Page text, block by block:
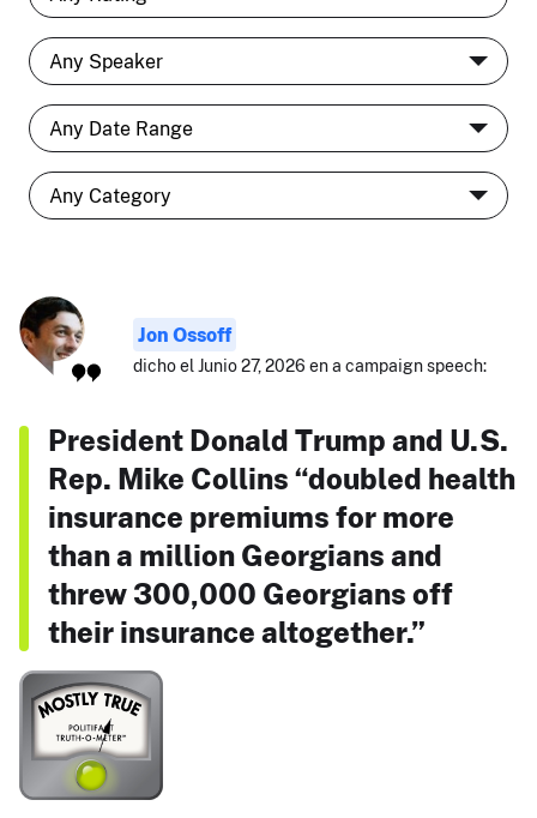
Jon Ossoff
dicho el Junio 27, 2026 en a campaign speech:
President Donald Trump and U.S.
Rep. Mike Collins “doubled health
insurance premiums for more
than a million Georgians and
threw 300,000 Georgians off
their insurance altogether.”